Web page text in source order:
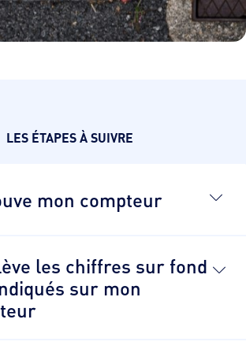
LES ÉTAPES À SUIVRE
mon compteur
les chiffres sur fond
sur mon